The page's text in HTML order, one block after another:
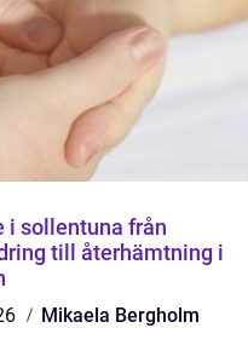
från
till återhämtning i
Mikaela Bergholm